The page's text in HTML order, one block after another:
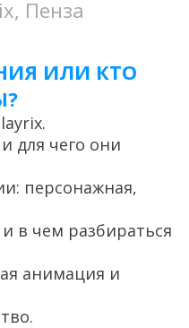
Пенза
ИЛИ КТО
для чего они
персонажная,
в чем разбираться
анимация и